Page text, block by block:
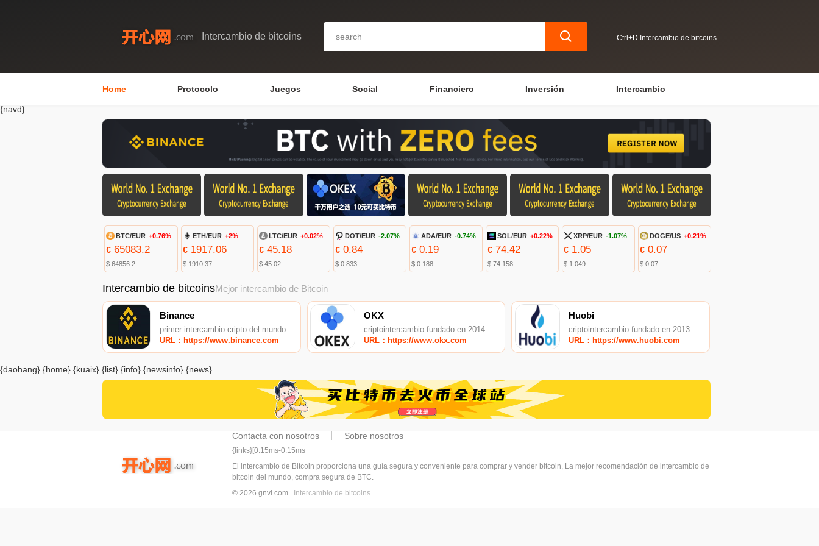
Intercambio de bitcoins Ctrl+D Intercambio de bitcoins
Home Protocolo Juegos Social Financiero Inversión Intercambio
{navd}
BTC/EUR +0.76%
€ 65083.2
$ 64856.2
ETH/EUR +2%
€1917.06
$ 1910.37
LTC/EUR +0.02%
€45.18
$ 45.02
DOT/EUR -2.07%
€0.84
$ 0.833
ADA/EUR -0.74%
€0.19
$ 0.188
SOL/EUR +0.22%
€ 74.42
$ 74.158
XRP/EUR -1.07%
€ 1.05
$ 1.049
DOGE/US +0.21%
€ 0.07
$ 0.07
Intercambio de bitcoinsMejor intercambio de Bitcoin
Binance
primer intercambio cripto del mundo.
URL：https://www.binance.com
OKX
criptointercambio fundado en 2014.
URL：https://www.okx.com
Huobi
criptointercambio fundado en 2013.
URL：https://www.huobi.com
{daohang} {home} {kuaix} {list} {info} {newsinfo} {news}
Contacta con nosotros Sobre nosotros
{links}[0:15ms-0:15ms
El intercambio de Bitcoin proporciona una guía segura y conveniente para comprar y vender bitcoin, La mejor recomendación de intercambio de
bitcoin del mundo, compra segura de BTC.
© 2026 gnvl.com
Intercambio de bitcoins